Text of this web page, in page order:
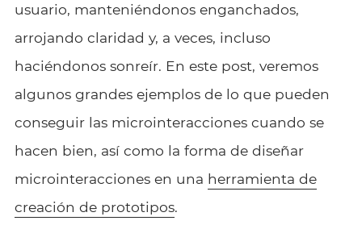
usuario, manteniéndonos enganchados,
arrojando claridad y, a veces, incluso
haciéndonos sonreír. En este post, veremos
algunos grandes ejemplos de lo que pueden
conseguir las microinteracciones cuando se
hacen bien, así como la forma de diseñar
microinteracciones en una herramienta de
creación de prototipos.